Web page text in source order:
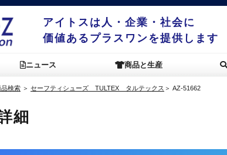
アイトスは人・企業・社会に
価値あるプラスワンを提供します
ニュース 商品と生産
品検索 ＞ セーフティシューズ TULTEX タルテックス ＞ AZ-51662
細